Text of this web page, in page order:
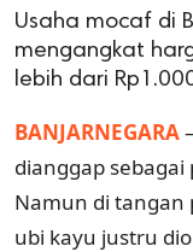
Usaha mocaf di
mengangkat
lebih dari
BANJARNEGARA
dianggap
Namun di tangan
ubi kayu justru